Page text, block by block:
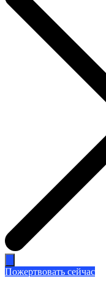
Пожертвовать сейчас